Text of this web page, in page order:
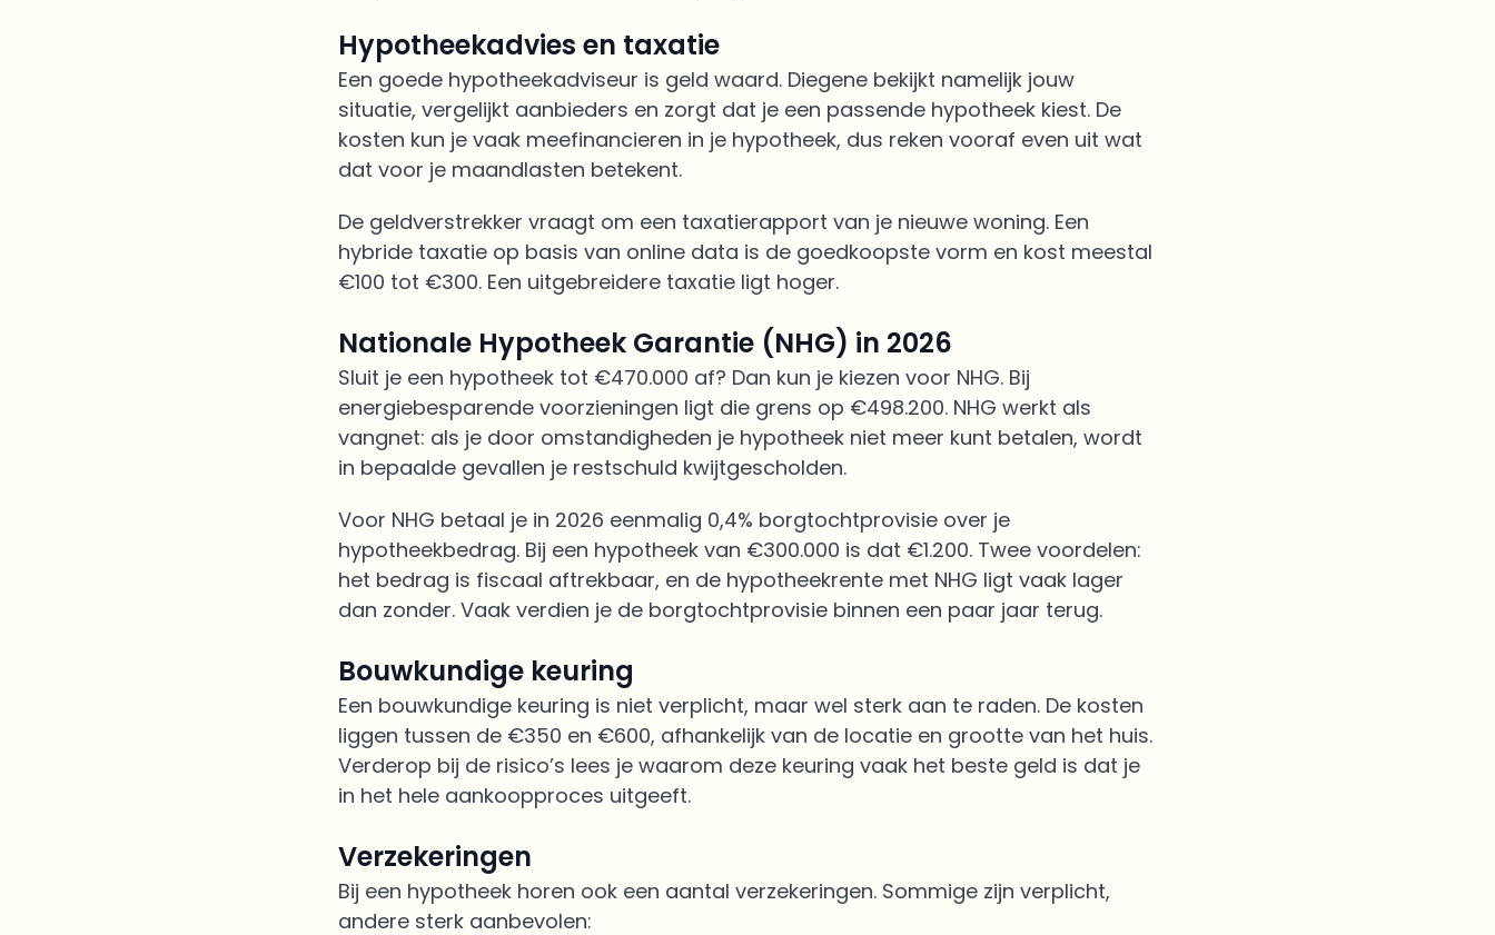
Hypotheekadvies en taxatie
Een goede hypotheekadviseur is geld waard. Diegene bekijkt namelijk jouw
situatie, vergelijkt aanbieders en zorgt dat je een passende hypotheek kiest. De
kosten kun je vaak meefinancieren in je hypotheek, dus reken vooraf even uit wat
dat voor je maandlasten betekent.
De geldverstrekker vraagt om een taxatierapport van je nieuwe woning. Een
hybride taxatie op basis van online data is de goedkoopste vorm en kost meestal
€100 tot €300. Een uitgebreidere taxatie ligt hoger.
Nationale Hypotheek Garantie (NHG) in 2026
Sluit je een hypotheek tot €470.000 af? Dan kun je kiezen voor NHG. Bij
energiebesparende voorzieningen ligt die grens op €498.200. NHG werkt als
vangnet: als je door omstandigheden je hypotheek niet meer kunt betalen, wordt
in bepaalde gevallen je restschuld kwijtgescholden.
Voor NHG betaal je in 2026 eenmalig 0,4% borgtochtprovisie over je
hypotheekbedrag. Bij een hypotheek van €300.000 is dat €1.200. Twee voordelen:
het bedrag is fiscaal aftrekbaar, en de hypotheekrente met NHG ligt vaak lager
dan zonder. Vaak verdien je de borgtochtprovisie binnen een paar jaar terug.
Bouwkundige keuring
Een bouwkundige keuring is niet verplicht, maar wel sterk aan te raden. De kosten
liggen tussen de €350 en €600, afhankelijk van de locatie en grootte van het huis.
Verderop bij de risico’s lees je waarom deze keuring vaak het beste geld is dat je
in het hele aankoopproces uitgeeft.
Verzekeringen
Bij een hypotheek horen ook een aantal verzekeringen. Sommige zijn verplicht,
andere sterk aanbevolen: